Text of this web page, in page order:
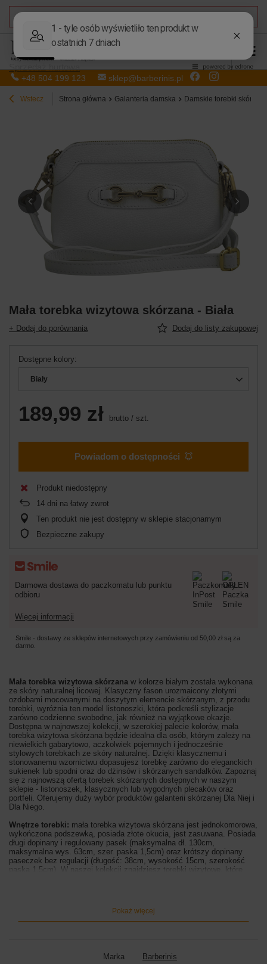
+48 504 199 123 sklep@barberinis.pl
Wstecz Strona główna Galanteria damska Damskie torebki
Mała torebka wizytowa skórzana - Biała
+ Dodaj do porównania Dodaj do listy zakupowej
Dostępne kolory
Biały
189,99 zł brutto / szt.
Powiadom o dostępności
Produkt niedostępny
14 dni na łatwy zwrot
Ten produkt nie jest dostępny w sklepie stacjonarnym
Bezpieczne zakupy
Darmowa dostawa do paczkomatu lub punktu
odbioru
Więcej informacji
Smile - dostawy ze sklepów internetowych przy zamówieniu od 50,00 zł są za
darmo.
Mała torebka wizytowa skórzana w kolorze białym została wykonana
ze skóry naturalnej licowej. Klasyczny fason urozmaicony złotymi
ozdobami mocowanymi na doszytym elemencie skórzanym, z przodu
torebki, wyróżnia ten model listonoszki, która podkreśli stylizacje
zarówno codzienne swobodne, jak również na wyjątkowe okazje.
Dostępna w najnowszej kolekcji, w szerokiej palecie kolorów, mała
torebka wizytowa skórzana będzie idealna dla osób , którym zależy na
niewielkich gabarytowo, aczkolwiek pojemnych i jednocześnie
stylowych torebkach ze skóry naturalnej. Dzięki klasycznemu i
stonowanemu wzornictwu dopasujesz torebkę zarówno do eleganckich
sukienek lub spodni oraz do dżinsów i skórzanych sandałków. Zapoznaj
się z najnowszą ofertą torebek skórzanych dostępnych w naszym
sklepie - listonoszek, klasycznych lub wygodnych plecaków oraz
portfeli. Oferujemy duży wybór produktów galanterii skórzanej Dla Niej i
Dla Niego.
Wnętrze torebki: mała torebka wizytowa skórzana jest jednokomorowa,
wykończona podszewką, posiada złote okucia, jest zasuwana. Posiada
długi dopinany i regulowany pasek (maksymalna dł. 130cm,
maksymalna wys. 63cm, szer. paska 1,5cm) oraz krótszy dopinany
paseczek bez regulacji (długość: 38cm, wysokość 15cm, szerokość
paska 1,5cm). W naszej kolekcji znajdziesz torebki wizytowe, które
Skorzystaj z rabatu na zakupy - zapisz się do newslettera i
odbierz rabat 15%. Otrzymasz od nas powiadomienia o nowej kolekcji,
wysokość 14cm, szerokość 20cm, szerokość dna
Pokaż więcej
Marka Barberinis